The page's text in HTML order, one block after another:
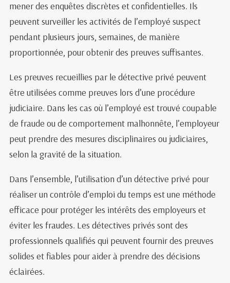
mener des enquêtes discrètes et confidentielles. Ils
peuvent surveiller les activités de l’employé suspect
pendant plusieurs jours, semaines, de manière
proportionnée, pour obtenir des preuves suffisantes.
Les preuves recueillies par le détective privé peuvent
être utilisées comme preuves lors d’une procédure
judiciaire. Dans les cas où l’employé est trouvé coupable
de fraude ou de comportement malhonnête, l’employeur
peut prendre des mesures disciplinaires ou judiciaires,
selon la gravité de la situation.
Dans l’ensemble, l’utilisation d’un détective privé pour
réaliser un contrôle d’emploi du temps est une méthode
efficace pour protéger les intérêts des employeurs et
éviter les fraudes. Les détectives privés sont des
professionnels qualifiés qui peuvent fournir des preuves
solides et fiables pour aider à prendre des décisions
éclairées.